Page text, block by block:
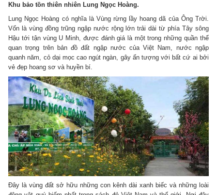
Khu bảo tồn thiên nhiên Lung Ngọc Hoàng.
Lung Ngọc Hoàng có nghĩa là Vùng rừng lầy hoang dã của Ông Trời.
Vốn là vùng đồng trũng ngập nước rộng lớn trải dài từ phía Tây sông
Hậu tới tận vùng U Minh, được đánh giá là một trong những quần thể
quan trọng trên bản đồ đất ngập nước của Việt Nam, nước ngập
quanh năm, cỏ dại mọc cao ngút ngàn, gây ấn tượng với bất cứ ai bởi
vẻ đẹp hoang sơ và huyền bí.
Đây là vùng đất sở hữu những con kênh dài xanh biếc và những loài